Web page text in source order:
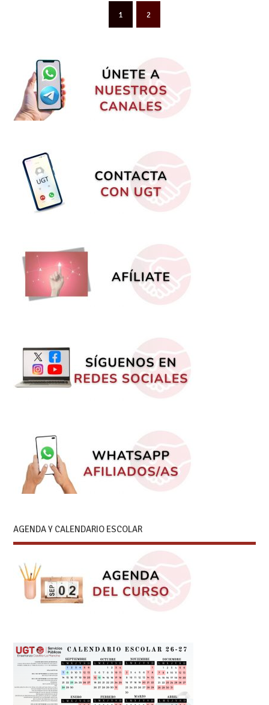
1 2
AGENDA Y CALENDARIO ESCOLAR